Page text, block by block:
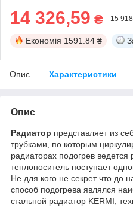
14 326,59 ₴ 15
Економія 1591.84 ₴
Опис Характеристики
Опис
Радиатор представляет из
трубками, по которым
радиаторах подогрев
теплоноситель поступает
Не для кого не секрет что до
способ подогрева являлся
стальной радиатор KERMI,